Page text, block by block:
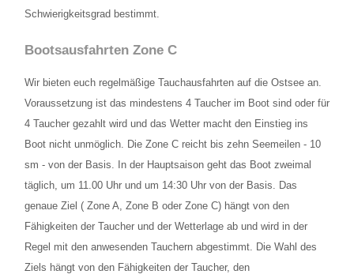
Schwierigkeitsgrad bestimmt.
Bootsausfahrten Zone C
Wir bieten euch regelmäßige Tauchausfahrten auf die Ostsee an.
Voraussetzung ist das mindestens 4 Taucher im Boot sind oder für
4 Taucher gezahlt wird und das Wetter macht den Einstieg ins
Boot nicht unmöglich. Die Zone C reicht bis zehn Seemeilen - 10
sm - von der Basis. In der Hauptsaison geht das Boot zweimal
täglich, um 11.00 Uhr und um 14:30 Uhr von der Basis. Das
genaue Ziel ( Zone A, Zone B oder Zone C) hängt von den
Fähigkeiten der Taucher und der Wetterlage ab und wird in der
Regel mit den anwesenden Tauchern abgestimmt. Die Wahl des
Ziels hängt von den Fähigkeiten der Taucher, den